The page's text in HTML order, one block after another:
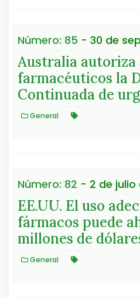
Número: 85 - 30 de
Australia autoriza
farmacéuticos la
Continuada de
General
Número: 82 - 2 de julio
EE.UU. El uso
fármacos puede
millones de
General